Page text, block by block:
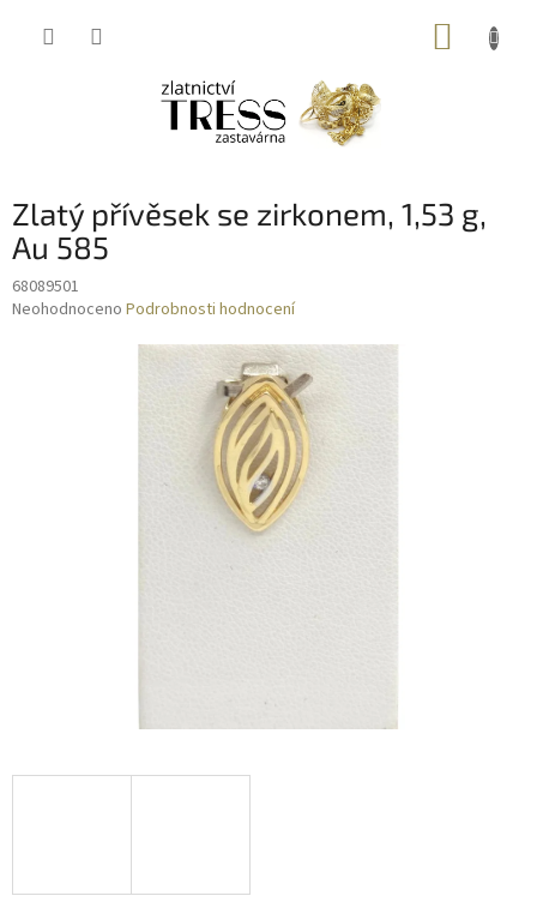
Zlatý přívěsek se zirkonem, 1,53 g,
Au 585
68089501
Průměrné
Neohodnoceno Podrobnosti hodnocení